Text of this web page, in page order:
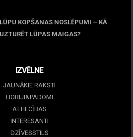
LŪPU KOPŠANAS NOSLĒPUMI – KĀ
UZTURĒT LŪPAS MAIGAS?
IZVĒLNE
JAUNĀKIE RAKSTI
HOBIJI&PADOMI
ATTIECĪBAS
INTERESANTI
DZĪVESSTILS